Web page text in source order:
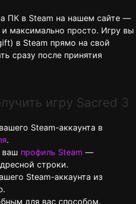
ПК в Steam на нашем сайте —
и максимально просто. Игру вы
в Steam прямо на свой
сразу после принятия
игру Sacred 3
Steam-аккаунта в
.
ваш профиль Steam —
строки.
Steam-аккаунта из
для вас способом.